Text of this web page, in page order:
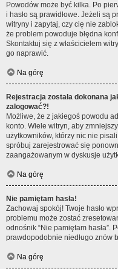
Powodów może być kilka. Po
i hasło są prawidłowe. Jeżeli są
witryny i zapytaj, czy cię nie
że problem powoduje błędna
Skontaktuj się z właścicielem
go naprawić.
Na górę
Rejestracja została dokonana
zalogować?!
Możliwe, że z jakiegoś powodu
konto. Wiele witryn, aby
użytkowników, którzy nic nie
spróbuj zarejestrować się
zaangażowanym w dyskusje
Na górę
Nie pamiętam hasła!
Zachowaj spokój! Twoje hasło
problemu może zostać
odnośnik “Nie pamiętam hasła”.
prawdopodobnie niedługo znów
Na górę